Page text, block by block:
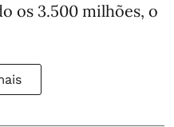
os 3.500 milhões, o